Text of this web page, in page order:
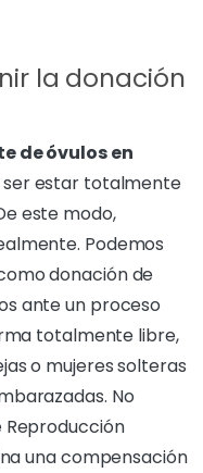
la donación
de óvulos en
estar totalmente
este modo,
Podemos
donación de
ante un proceso
totalmente libre,
o mujeres solteras
No
Reproducción
una compensación